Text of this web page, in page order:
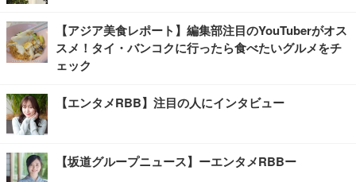
【アジア美食レポート】編集部注目のYouTuberがオス
スメ！タイ・バンコクに行ったら食べたいグルメをチ
ェック
【エンタメRBB】注目の人にインタビュー
【坂道グループニュース】ーエンタメRBBー